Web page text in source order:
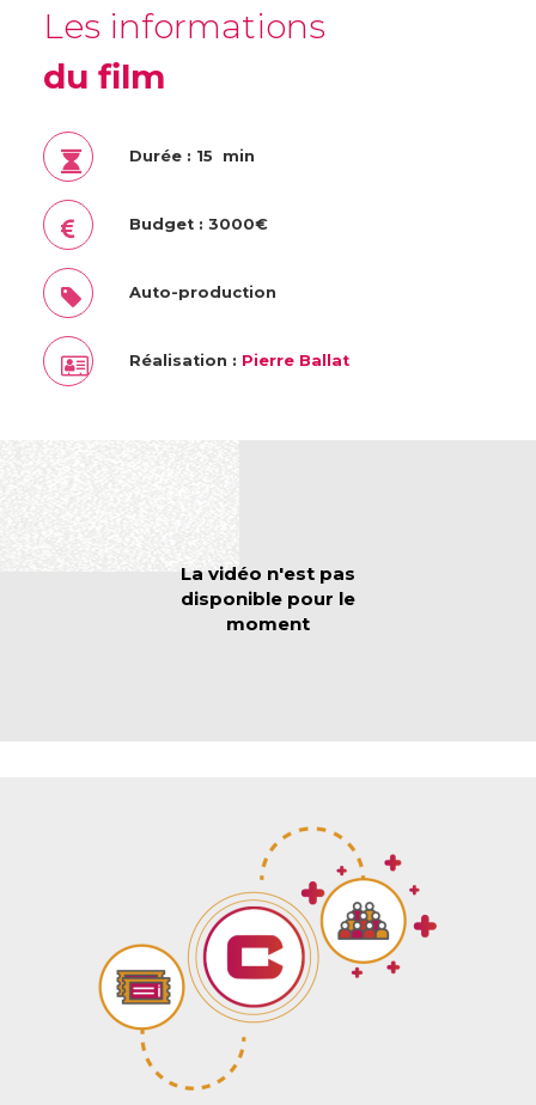
Les informations
du film
Durée : 15 min
Budget : 3000€
Auto-production
Réalisation : Pierre Ballat